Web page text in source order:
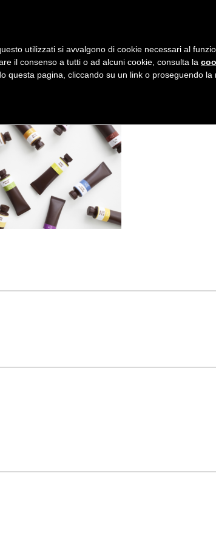
A
V
G
A
Z
I
O
N
R
C
E
utilizzati si avvalgono di cookie necessari al
il consenso a tutti o ad alcuni cookie, consulta la
questa pagina, cliccando su un link o proseguendo